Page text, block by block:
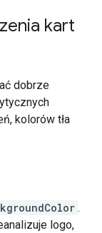
kart
dobrze
kolorów tła
.
logo,